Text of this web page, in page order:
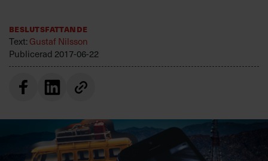
Sök
efter:
Beslutsfattande
Text:Gustaf Nilsson
Publicerad 2017-06-22